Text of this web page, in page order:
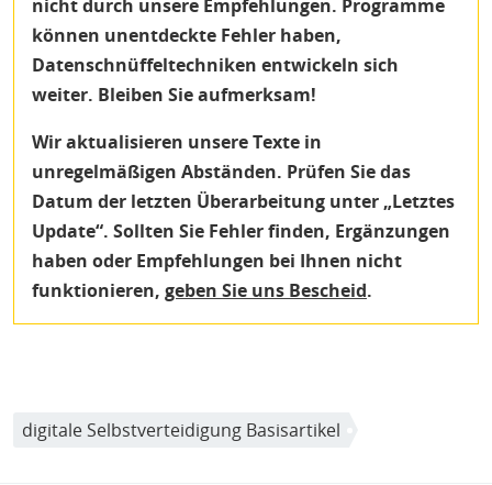
nicht durch unsere Empfehlungen. Programme
können unentdeckte Fehler haben,
Datenschnüffeltechniken entwickeln sich
weiter. Bleiben Sie aufmerksam!
Wir aktualisieren unsere Texte in
unregelmäßigen Abständen. Prüfen Sie das
Datum der letzten Überarbeitung unter „Letztes
Update“. Sollten Sie Fehler finden, Ergänzungen
haben oder Empfehlungen bei Ihnen nicht
funktionieren, geben Sie uns Bescheid.
digitale Selbstverteidigung Basisartikel